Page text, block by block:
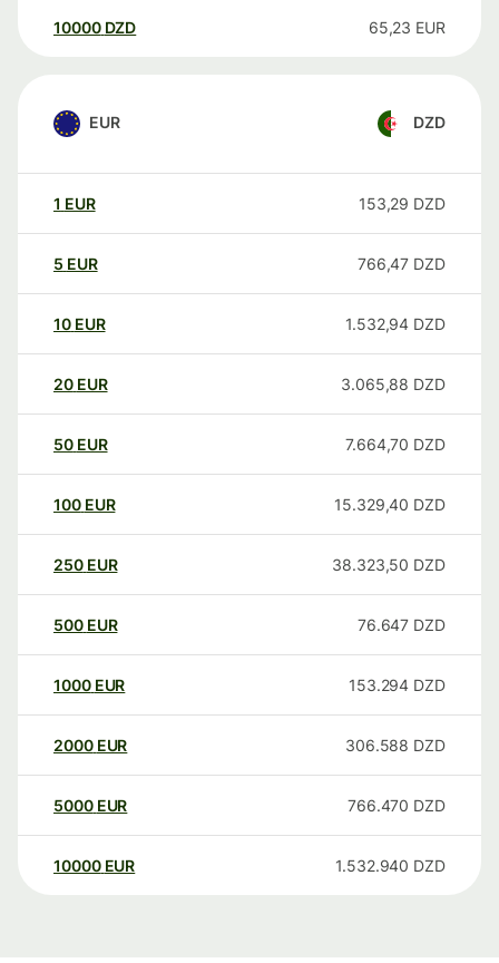
10000 DZD 65,23 EUR
EUR DZD
1 EUR 153,29 DZD
5 EUR 766,47 DZD
10 EUR 1.532,94 DZD
20 EUR 3.065,88 DZD
50 EUR 7.664,70 DZD
100 EUR 15.329,40 DZD
250 EUR 38.323,50 DZD
500 EUR 76.647 DZD
1000 EUR 153.294 DZD
2000 EUR 306.588 DZD
5000 EUR 766.470 DZD
10000 EUR 1.532.940 DZD